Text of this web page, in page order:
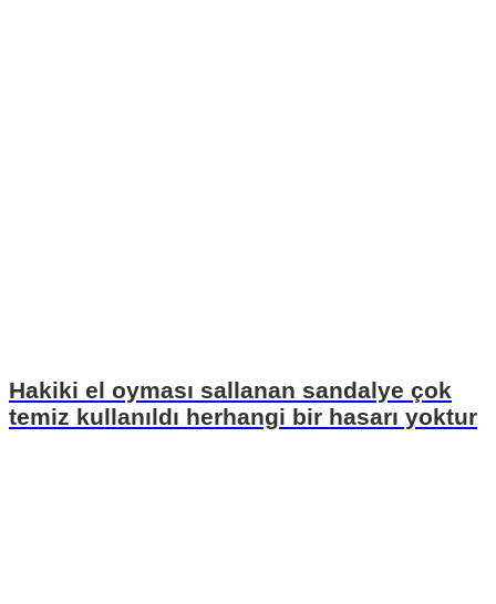
Hakiki el oyması sallanan sandalye çok
temiz kullanıldı herhangi bir hasarı yoktur